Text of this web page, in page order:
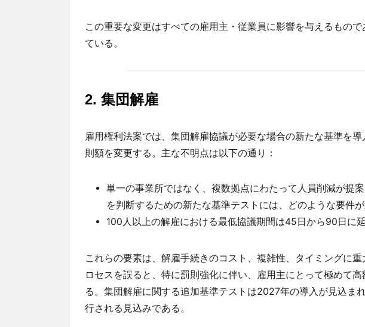
この重要な変更はすべての雇用主・従業員に影響を与えるもの
ている。
2. 集団解雇
雇用権利法案では、集団解雇協議が必要な場合の新たな基準を
則額を変更する。主な不明点は以下の通り：
単一の事業所ではなく、複数拠点にわたって人員削減が提
を判断するための新たな基準テストには、どのような要件が
100人以上の解雇における最低協議期間は45日から90日に
これらの要素は、解雇手続きのコスト、複雑性、タイミングに
ロセスを誤ると、特に罰則強化に伴い、雇用主にとって極めて
る。集団解雇に関する追加基準テストは2027年の導入が見込ま
行される見込みである。